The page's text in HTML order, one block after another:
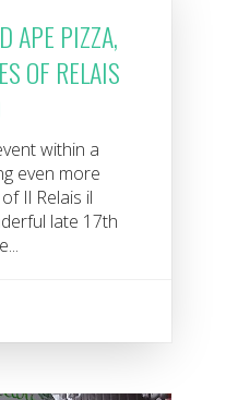
APE PIZZA,
OF RELAIS
within a
even more
Il Relais il
late 17th